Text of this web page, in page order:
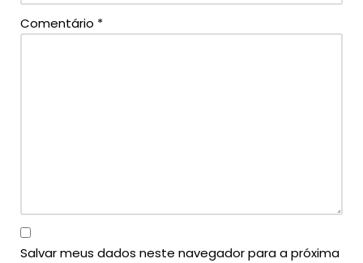
Comentário *
Salvar meus dados neste navegador para a próxima